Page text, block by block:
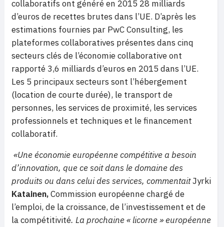
collaboratifs ont généré en 2015 28 milliards
d’euros de recettes brutes dans l’UE. D’après les
estimations fournies par PwC Consulting, les
plateformes collaboratives présentes dans cinq
secteurs clés de l’économie collaborative ont
rapporté 3,6 milliards d’euros en 2015 dans l’UE.
Les 5 principaux secteurs sont l’hébergement
(location de courte durée), le transport de
personnes, les services de proximité, les services
professionnels et techniques et le financement
collaboratif.
«Une économie européenne compétitive a besoin
d’innovation, que ce soit dans le domaine des
produits ou dans celui des services, commentaitJyrki
Katainen,Commission européenne chargé de
l’emploi, de la croissance, de l’investissement et de
la compétitivité. La prochaine « licorne » européenne